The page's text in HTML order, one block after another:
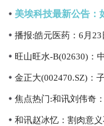
焦点热门:和讯刘伟奇
和讯赵冰忆：割肉意义